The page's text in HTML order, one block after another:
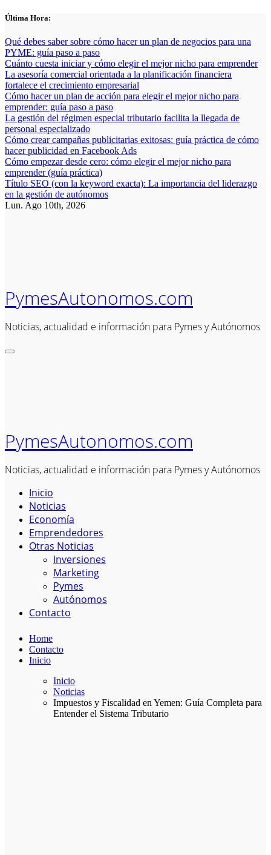
Saltar
contenido
Última Hora:
Qué debes saber sobre cómo hacer un plan de negocios para una
PYME: guía paso a paso
Cuánto cuesta iniciar y cómo elegir el mejor nicho para emprender
La asesoría comercial orientada a la planificación financiera
fortalece el crecimiento empresarial
Cómo hacer un plan de acción para elegir el mejor nicho para
emprender: guía paso a paso
La gestión del régimen especial tributario facilita la llegada de
personal especializado
Cómo crear campañas publicitarias exitosas: guía práctica de cómo
hacer publicidad en Facebook Ads
Cómo empezar desde cero: cómo elegir el mejor nicho para
emprender (guía práctica)
Título SEO (con la keyword exacta): La importancia del liderazgo
en la gestión de autónomos
Lun. Ago 10th, 2026
PymesAutonomos.com
Noticias, actualidad e información para Pymes y Autónomos
PymesAutonomos.com
Noticias, actualidad e información para Pymes y Autónomos
Inicio
Noticias
Economía
Emprendedores
Otras Noticias
Inversiones
Marketing
Pymes
Autónomos
Contacto
Home
Contacto
Inicio
Inicio
Noticias
Impuestos y Fiscalidad en Yemen: Guía Completa para
Entender el Sistema Tributario